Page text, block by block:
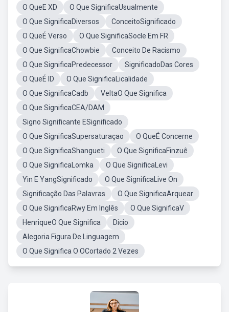
O QueE XD
O Que SignificaUsualmente
O Que SignificaDiversos
ConceitoSignificado
O QueÉ Verso
O Que SignificaSocle Em FR
O Que SignificaChowbie
Conceito De Racismo
O Que SignificaPredecessor
SignificadoDas Cores
O QueÉ ID
O Que SignificaLicalidade
O Que SignificaCadb
VeltaO Que Significa
O Que SignificaCEA/DAM
Signo Significante ESignificado
O Que SignificaSupersaturaçao
O QueÉ Concerne
O Que SignificaShangueti
O Que SignificaFinzuê
O Que SignificaLomka
O Que SignificaLevi
Yin E YangSignificado
O Que SignificaLive On
Significação Das Palavras
O Que SignificaArquear
O Que SignificaRwy Em Inglês
O Que SignificaV
HenriqueO Que Significa
Dicio
Alegoria Figura De Linguagem
O Que Significa O OCortado 2 Vezes